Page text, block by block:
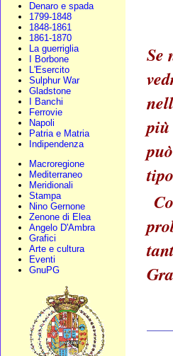
Denaro e spada
1799-1848
1848-1861
1861-1870
La guerriglia
I Borbone
L'Esercito
Sulphur War
Gladstone
I Banchi
Ferrovie
Napoli
Patria e Matria
Indipendenza
Macroregione
Mediterraneo
Meridionali
Stampa
Nino Gernone
Zenone di Elea
Angelo D'Ambra
Grafici
Arte e cultura
Eventi
GnuPG
Se
più